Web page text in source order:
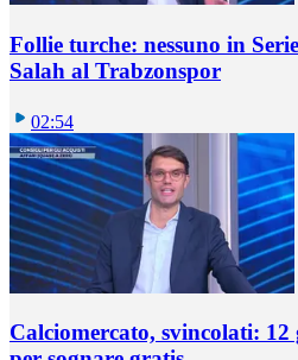
Follie turche: nessuno in
Salah al Trabzonspor
02:54
Calciomercato, svincolati: 12